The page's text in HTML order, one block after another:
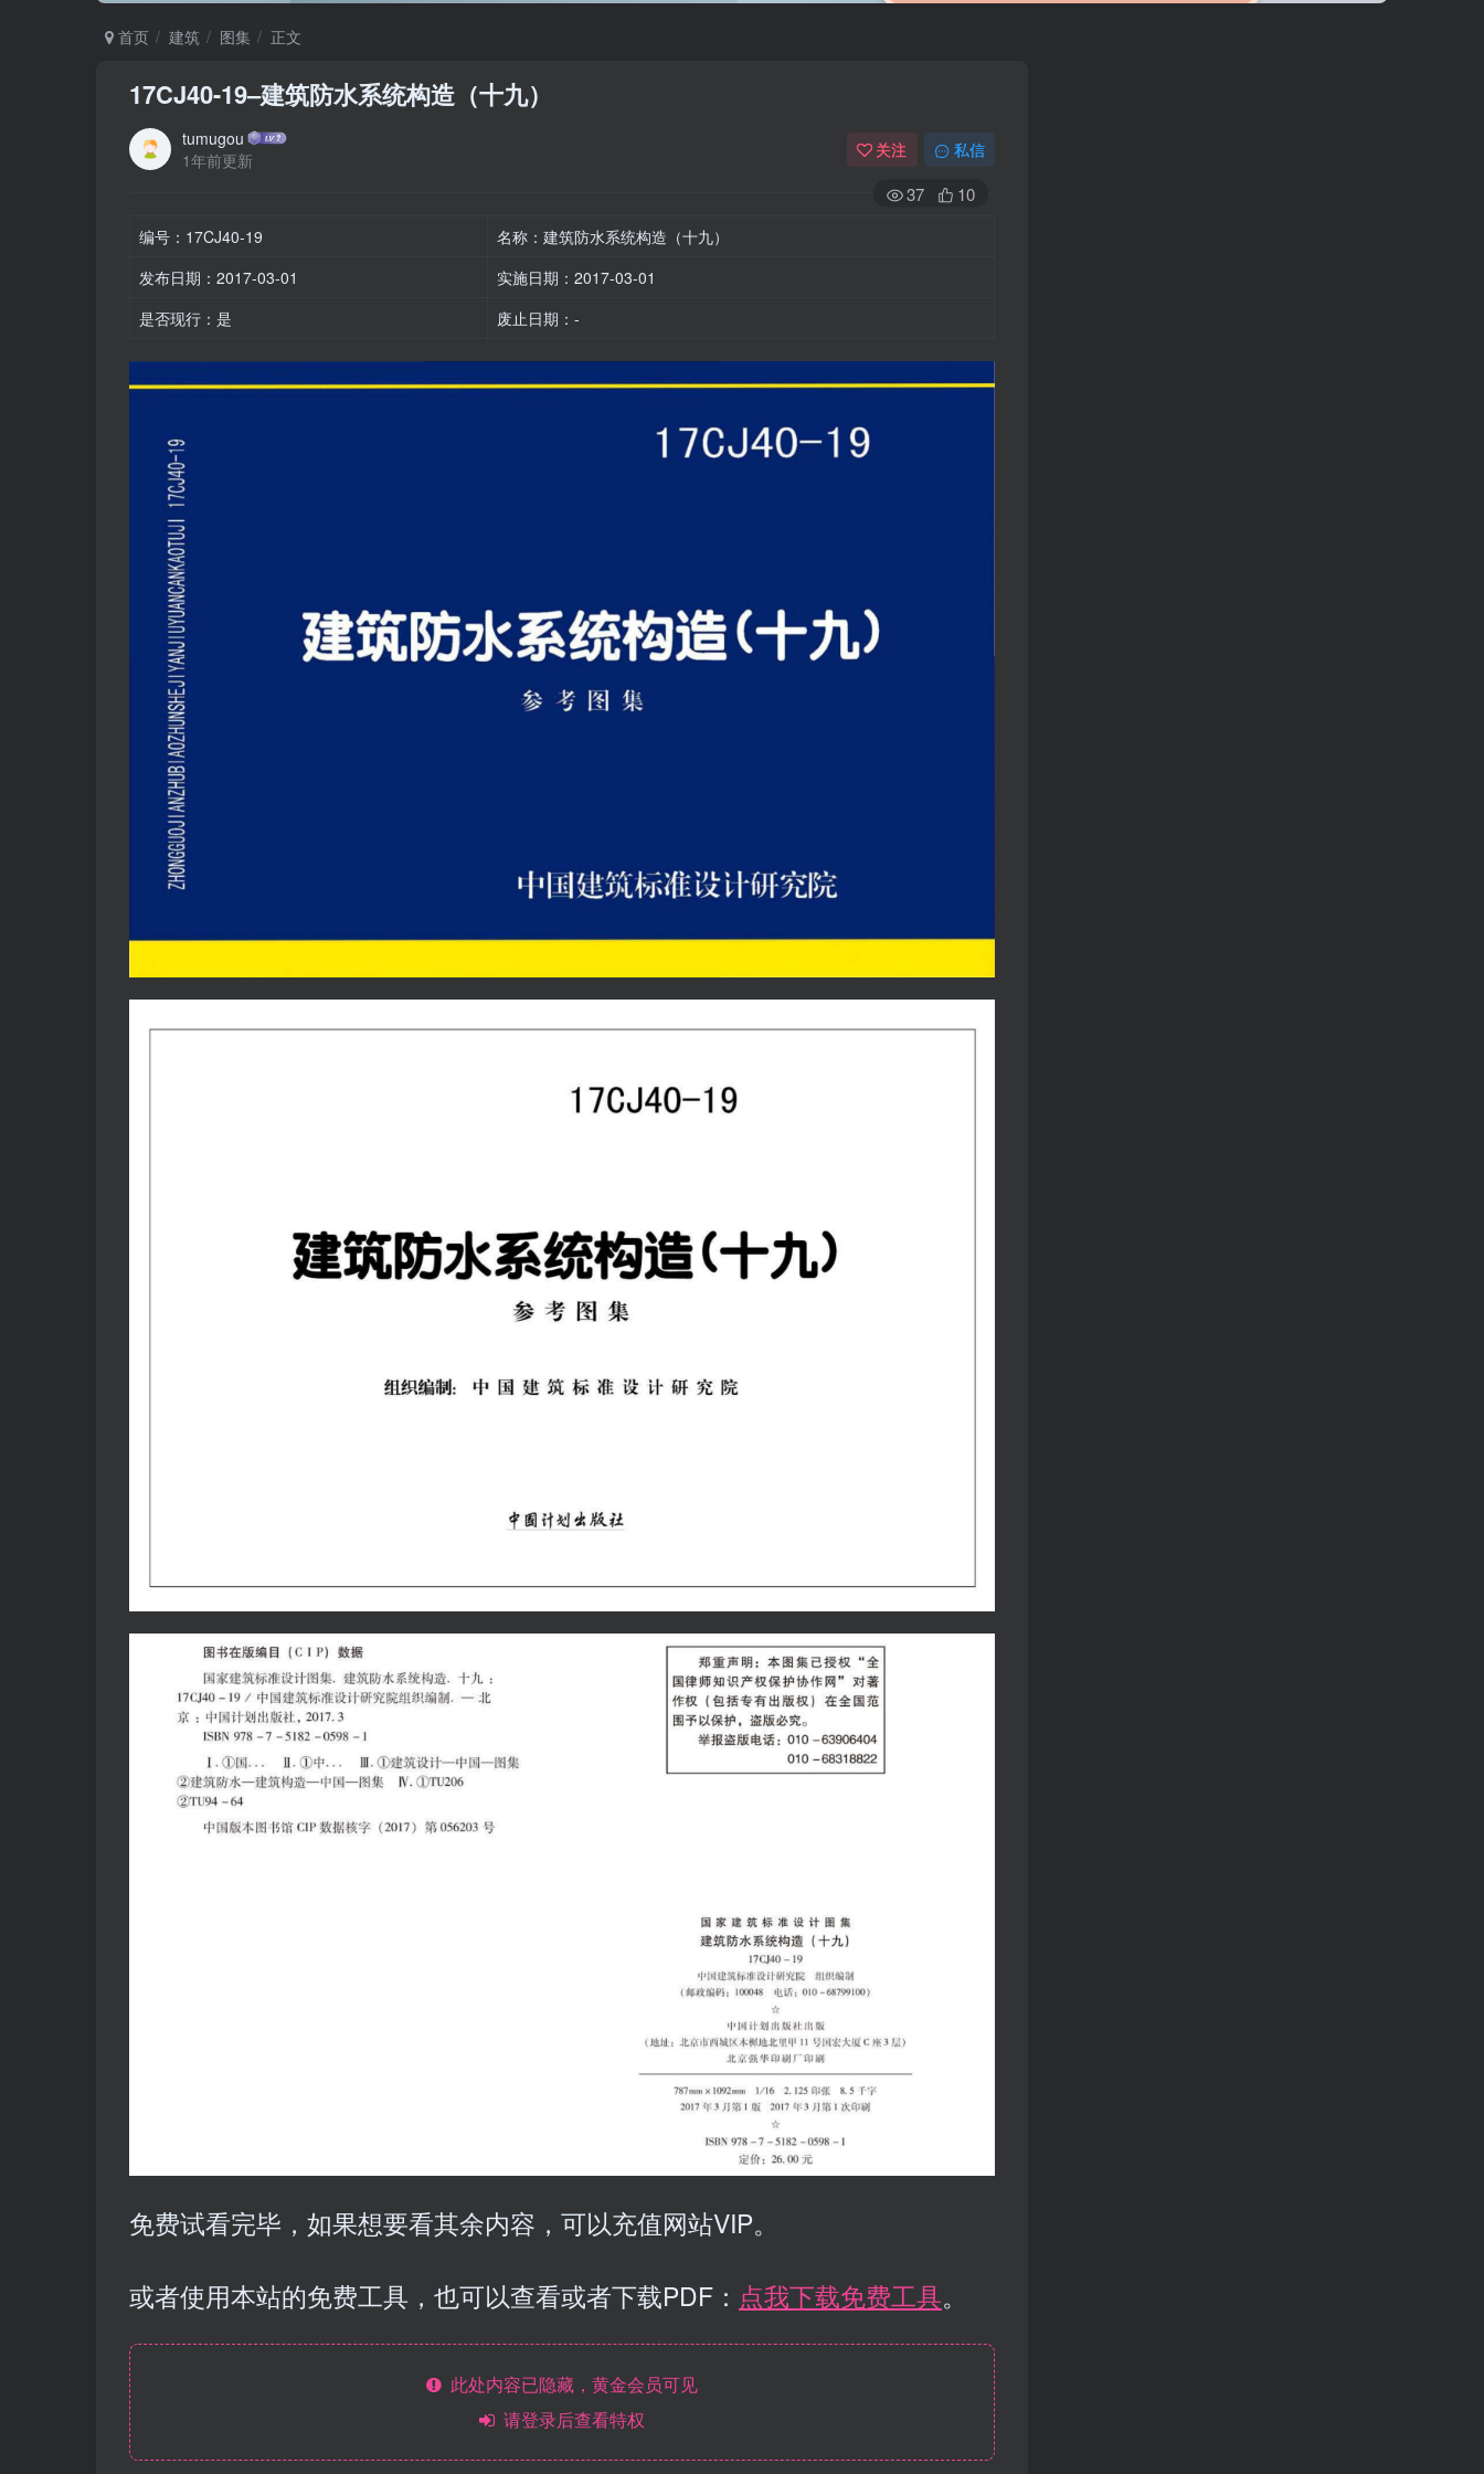
首页 建筑 图集 正文
17CJ40-19–建筑防水系统构造（十九）
tumugou
1年前更新
关注 私信
37 10
编号：17CJ40-19
名称：建筑防水系统构造（十九）
发布日期：2017-03-01
实施日期：2017-03-01
是否现行：是
废止日期：-
免费试看完毕，如果想要看其余内容，可以充值网站VIP。
或者使用本站的免费工具，也可以查看或者下载PDF： 点我下载免费工具。
此处内容已隐藏，黄金会员可见
请登录后查看特权